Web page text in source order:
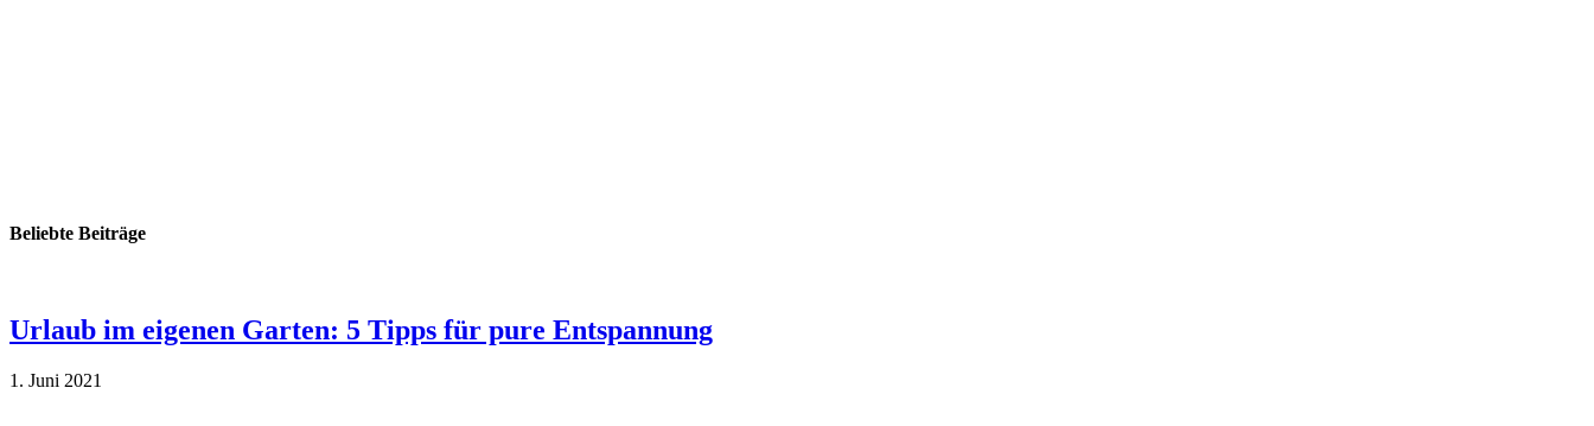
Beliebte Beiträge
Urlaub im eigenen Garten: 5 Tipps für pure Entspannung
1. Juni 2021